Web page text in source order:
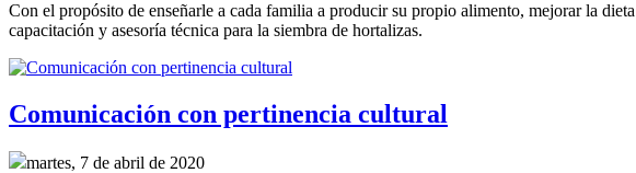
Con el propósito de enseñarle a cada familia a producir su propio alimento, mejorar la
capacitación y asesoría técnica para la siembra de hortalizas.
Comunicación con pertinencia cultural
martes, 7 de abril de 2020